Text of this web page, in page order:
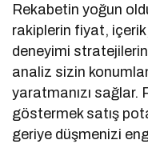
Rekabetin yoğun
rakiplerin fiyat,
deneyimi
analiz sizin
yaratmanızı sağlar.
göstermek satış
geriye düşmenizi